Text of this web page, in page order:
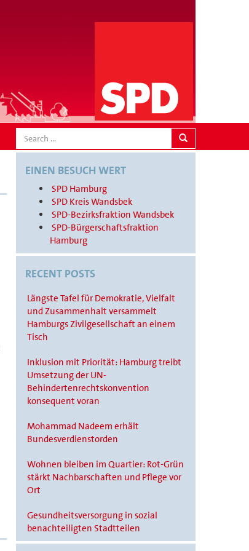
SEARCH
EINEN BESUCH WERT
SPD Hamburg
SPD Kreis Wandsbek
SPD-Bezirksfraktion Wandsbek
SPD-Bürgerschaftsfraktion
Hamburg
RECENT POSTS
Längste Tafel für Demokratie, Vielfalt
und Zusammenhalt versammelt
Hamburgs Zivilgesellschaft an einem
Tisch
Inklusion mit Priorität: Hamburg treibt
Umsetzung der UN-
Behindertenrechtskonvention
konsequent voran
Mohammad Nadeem erhält
Bundesverdienstorden
Wohnen bleiben im Quartier: Rot-Grün
stärkt Nachbarschaften und Pflege vor
Ort
Gesundheitsversorgung in sozial
benachteiligten Stadtteilen